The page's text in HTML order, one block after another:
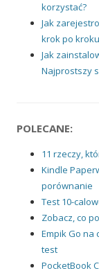
korzystać?
Jak
krok po kroku
Jak
Najprostszy
POLECANE:
11 rzeczy,
Kindle
porównanie
Test 10-
Zobacz, co
Empik Go na
test
PocketBook